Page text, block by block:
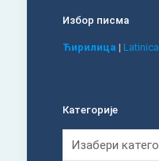
Избор писма
Ћирилица | Latinica
Категорије